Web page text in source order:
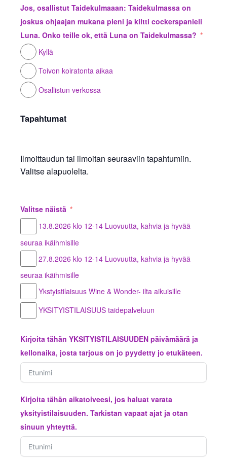
Jos, osallistut Taidekulmaaan: Taidekulmassa on
joskus ohjaajan mukana pieni ja kiltti cockerspanieli
Luna. Onko teille ok, että Luna on Taidekulmassa?
Kyllä
Toivon koiratonta aikaa
Osallistun verkossa
Tapahtumat
Ilmoittaudun tai ilmoitan seuraaviin tapahtumiin.
Valitse alapuolelta.
Valitse näistä
13.8.2026 klo 12-14 Luovuutta, kahvia ja hyvää
seuraa ikäihmisille
27.8.2026 klo 12-14 Luovuutta, kahvia ja hyvää
seuraa ikäihmisille
Ykstyistilaisuus Wine & Wonder- ilta aikuisille
YKSITYISTILAISUUS taidepalveluun
Kirjoita tähän YKSITYISTILAISUUDEN päivämäärä ja
kellonaika, josta tarjous on jo pyydetty jo etukäteen.
Kirjoita tähän aikatoiveesi, jos haluat varata
yksityistilaisuuden. Tarkistan vapaat ajat ja otan
sinuun yhteyttä.